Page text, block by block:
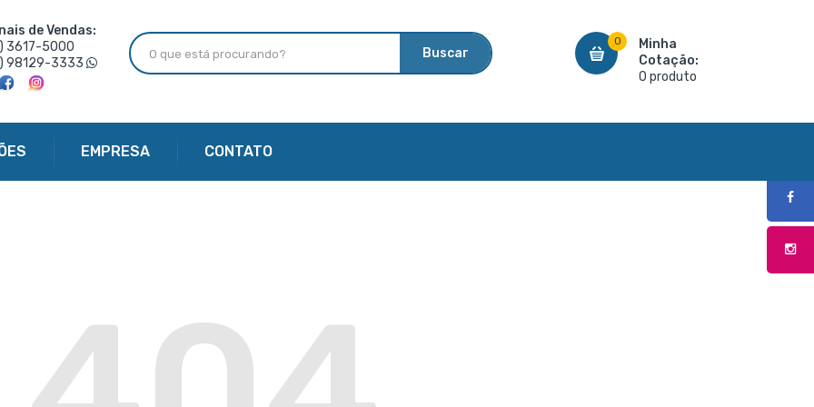
de Vendas:
3617-5000
98129-3333
Buscar
0
Minha
Cotação:
0 produto
EMPRESA CONTATO